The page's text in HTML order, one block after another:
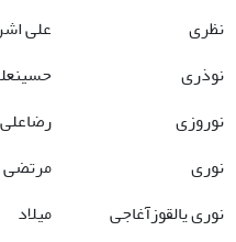
نظری
علی
نوذری
نوروزی
رضاعلی
نوری
مرتضی
نوری یالقوزآغاجی
میلاد